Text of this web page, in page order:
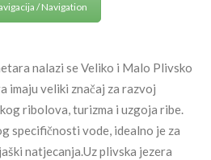
/ Navigation
nalazi se Veliko i Malo Plivsko
imaju veliki značaj za razvoj
ribolova, turizma i uzgoja ribe.
specifičnosti vode, idealno je za
natjecanja.Uz plivska jezera